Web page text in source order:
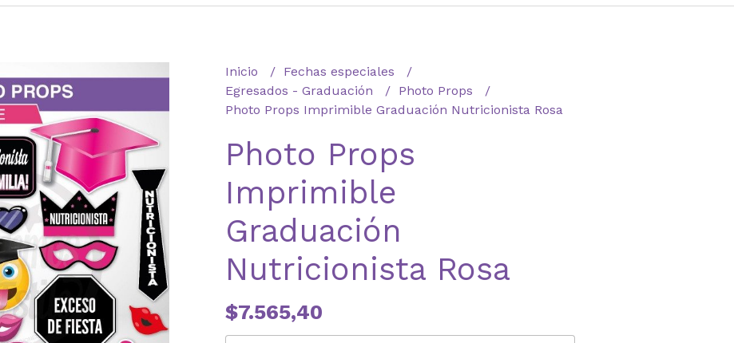
Inicio
Fechas especiales
Egresados - Graduación
Photo Props
Photo Props Imprimible Graduación Nutricionista Rosa
Photo Props
Imprimible
Graduación
Nutricionista Rosa
$7.565,40